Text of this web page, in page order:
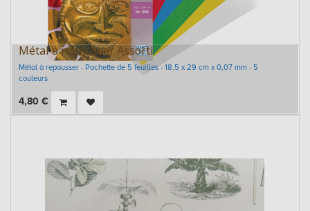
Métal à repousser Assorti
Métal à repousser - Pochette de 5 feuilles - 18,5 x 29 cm x 0,07 mm - 5
couleurs
4,80 €